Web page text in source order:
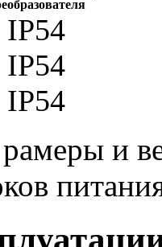
IP54
IP54
IP54
рамеры и